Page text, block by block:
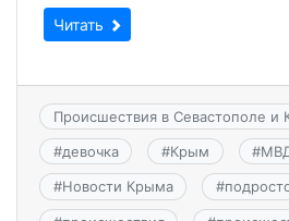
Читать
Происшествия в Севастополе и
#девочка #Крым #
#Новости Крыма #